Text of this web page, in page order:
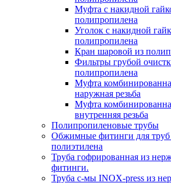
Муфта с накидной
полипропилена
Уголок с накидной
полипропилена
Кран шаровой из
Фильтры грубой
полипропилена
Муфта
наружная резьба
Муфта
внутренняя резьба
Полипропиленовые трубы
Обжимные фитинги для труб
полиэтилена
Труба гофрированная из
фитинги.
Труба с-мы INOX-press из